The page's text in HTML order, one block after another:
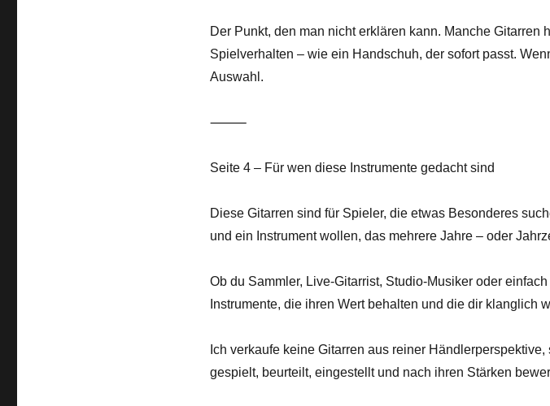
Der Punkt, den man nicht erklären kann. Manche Gitarren
Spielverhalten – wie ein Handschuh, der sofort passt.
Auswahl.
⸻
Seite 4 – Für wen diese Instrumente gedacht sind
Diese Gitarren sind für Spieler, die etwas Besonderes
und ein Instrument wollen, das mehrere Jahre – oder
Ob du Sammler, Live-Gitarrist, Studio-Musiker oder
Instrumente, die ihren Wert behalten und die dir klanglich
Ich verkaufe keine Gitarren aus reiner
gespielt, beurteilt, eingestellt und nach ihren Stärken